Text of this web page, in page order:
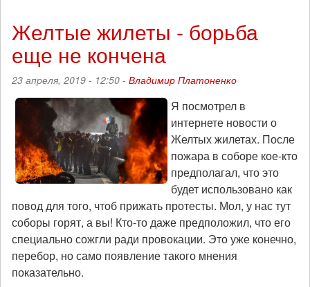
акт
траура
не
Желтые жилеты - борьба
еще не кончена
23 апреля, 2019 - 12:50 - Владимир Платоненко
Я посмотрел в
интернете новости о
Желтых жилетах. После
пожара в соборе кое-кто
предполагал, что это
будет использовано как
повод для того, чтоб прижать протесты. Мол, у нас тут
соборы горят, а вы! Кто-то даже предположил, что его
специально сожгли ради провокации. Это уже конечно,
перебор, но само появление такого мнения
показательно.